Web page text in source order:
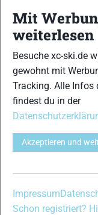
37
Mit
weiterlesen
Besuche xc-ski.de
gewohnt mit
Tracking. Alle Infos
findest du in der
Akzeptieren und
Impressum
Schon registriert?